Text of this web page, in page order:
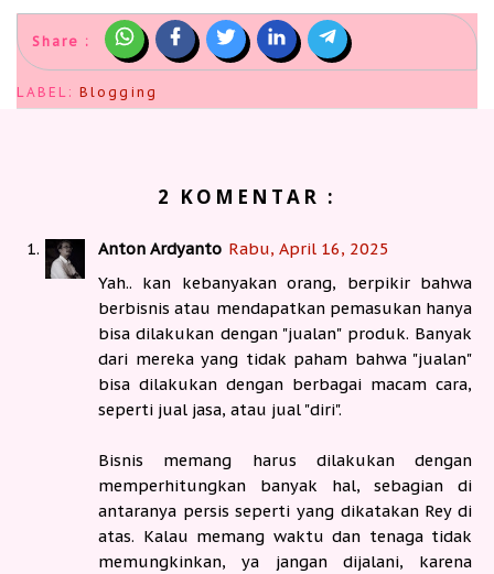
Share :
LABEL: Blogging
2 KOMENTAR :
Anton Ardyanto Rabu, April 16, 2025
Yah.. kan kebanyakan orang, berpikir bahwa
berbisnis atau mendapatkan pemasukan hanya
bisa dilakukan dengan "jualan" produk. Banyak
dari mereka yang tidak paham bahwa "jualan"
bisa dilakukan dengan berbagai macam cara,
seperti jual jasa, atau jual "diri".
Bisnis memang harus dilakukan dengan
memperhitungkan banyak hal, sebagian di
antaranya persis seperti yang dikatakan Rey di
atas. Kalau memang waktu dan tenaga tidak
memungkinkan, ya jangan dijalani, karena